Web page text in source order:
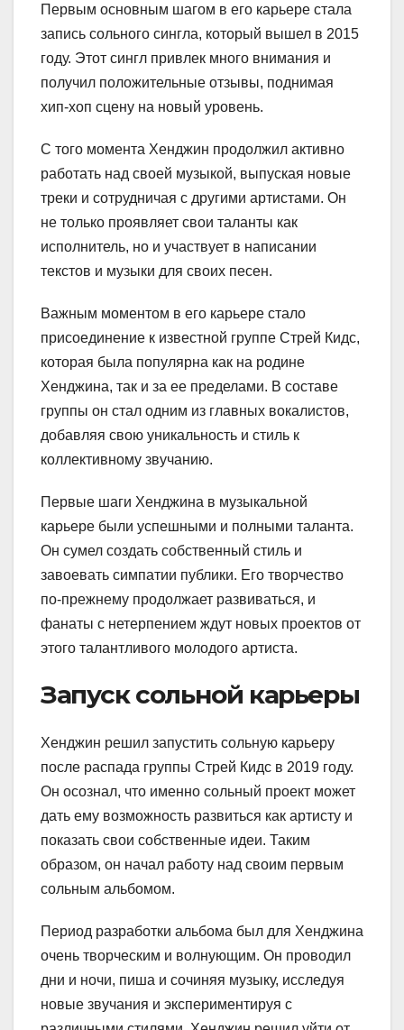
Первым основным шагом в его карьере стала
запись сольного сингла, который вышел в 2015
году. Этот сингл привлек много внимания и
получил положительные отзывы, поднимая
хип-хоп сцену на новый уровень.
С того момента Хенджин продолжил активно
работать над своей музыкой, выпуская новые
треки и сотрудничая с другими артистами. Он
не только проявляет свои таланты как
исполнитель, но и участвует в написании
текстов и музыки для своих песен.
Важным моментом в его карьере стало
присоединение к известной группе Стрей Кидс,
которая была популярна как на родине
Хенджина, так и за ее пределами. В составе
группы он стал одним из главных вокалистов,
добавляя свою уникальность и стиль к
коллективному звучанию.
Первые шаги Хенджина в музыкальной
карьере были успешными и полными таланта.
Он сумел создать собственный стиль и
завоевать симпатии публики. Его творчество
по-прежнему продолжает развиваться, и
фанаты с нетерпением ждут новых проектов от
этого талантливого молодого артиста.
Запуск сольной карьеры
Хенджин решил запустить сольную карьеру
после распада группы Стрей Кидс в 2019 году.
Он осознал, что именно сольный проект может
дать ему возможность развиться как артисту и
показать свои собственные идеи. Таким
образом, он начал работу над своим первым
сольным альбомом.
Период разработки альбома был для Хенджина
очень творческим и волнующим. Он проводил
дни и ночи, пиша и сочиняя музыку, исследуя
новые звучания и экспериментируя с